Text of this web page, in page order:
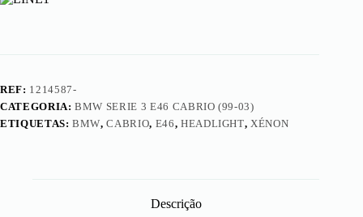
do
REF: 1214587-
CATEGORIA:BMW SERIE 3 E46 CABRIO (99-03)
ETIQUETAS:BMW,CABRIO, E46, HEADLIGHT, XÉNON
Descrição